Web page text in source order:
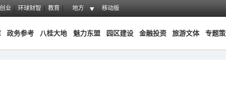
业 环球财智 教育 地方 移动版
政务参考 八桂大地 魅力东盟 园区建设 金融投资 旅游文体 专题策